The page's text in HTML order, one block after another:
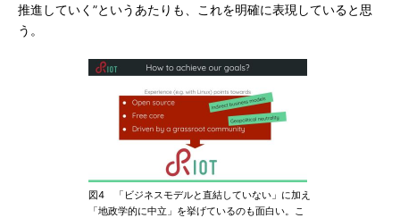
推進していく”というあたりも、これを明確に表現していると思
う。
図4 「ビジネスモデルと直結していない」に加え
「地政学的に中立」を挙げているのも面白い。こ